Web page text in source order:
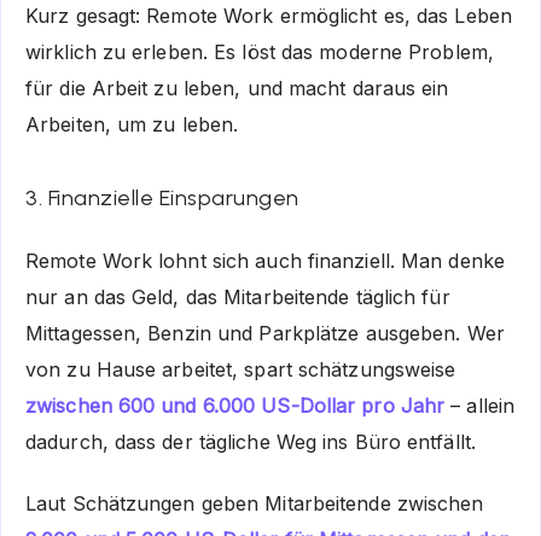
Kurz gesagt: Remote Work ermöglicht es, das Leben
wirklich zu erleben. Es löst das moderne Problem,
für die Arbeit zu leben, und macht daraus ein
Arbeiten, um zu leben.
3. Finanzielle Einsparungen
Remote Work lohnt sich auch finanziell. Man denke
nur an das Geld, das Mitarbeitende täglich für
Mittagessen, Benzin und Parkplätze ausgeben. Wer
von zu Hause arbeitet, spart schätzungsweise
zwischen 600 und 6.000 US-Dollar pro Jahr – allein
dadurch, dass der tägliche Weg ins Büro entfällt.
Laut Schätzungen geben Mitarbeitende zwischen